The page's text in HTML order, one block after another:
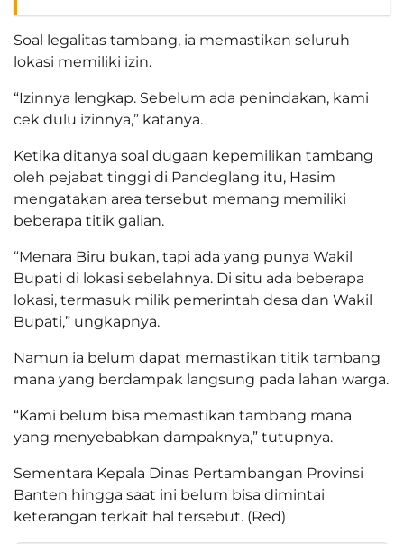
Soal legalitas tambang, ia memastikan seluruh
lokasi memiliki izin.
“Izinnya lengkap. Sebelum ada penindakan, kami
cek dulu izinnya,” katanya.
Ketika ditanya soal dugaan kepemilikan tambang
oleh pejabat tinggi di Pandeglang itu, Hasim
mengatakan area tersebut memang memiliki
beberapa titik galian.
“Menara Biru bukan, tapi ada yang punya Wakil
Bupati di lokasi sebelahnya. Di situ ada beberapa
lokasi, termasuk milik pemerintah desa dan Wakil
Bupati,” ungkapnya.
Namun ia belum dapat memastikan titik tambang
mana yang berdampak langsung pada lahan warga.
“Kami belum bisa memastikan tambang mana
yang menyebabkan dampaknya,” tutupnya.
Sementara Kepala Dinas Pertambangan Provinsi
Banten hingga saat ini belum bisa dimintai
keterangan terkait hal tersebut. (Red)